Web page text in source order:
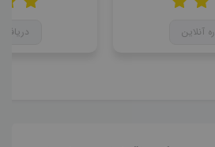
آنلاین